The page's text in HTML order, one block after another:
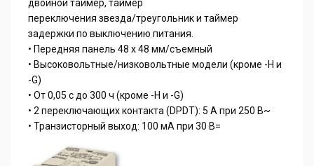
двойной таймер, таймер
переключения звезда/треугольник и таймер
задержки по выключению питания.
• Передняя панель 48 x 48 мм/съемный
• Высоковольтные/низковольтные модели (кроме -H и
-G)
• От 0,05 с до 300 ч (кроме -H и -G)
• 2 переключающих контакта (DPDT): 5 А при 250 В~
• Транзисторный выход: 100 мА при 30 В=